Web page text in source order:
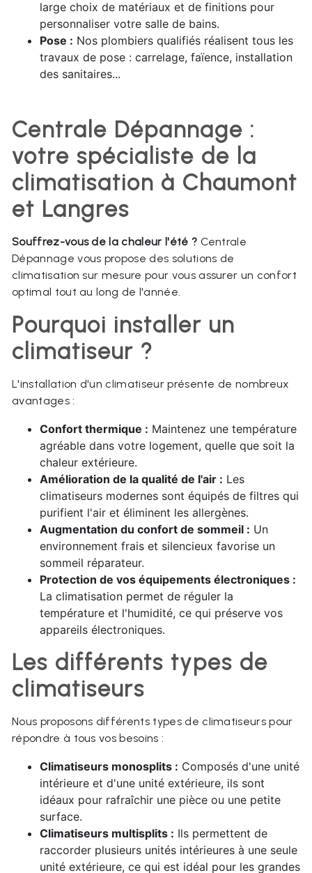
large choix de matériaux et de finitions pour
personnaliser votre salle de bains.
Pose : Nos plombiers qualifiés réalisent tous les
travaux de pose : carrelage, faïence, installation
des sanitaires...
Centrale Dépannage :
votre spécialiste de la
climatisation à Chaumont
et Langres
Souffrez-vous de la chaleur l'été ? Centrale
Dépannage vous propose des solutions de
climatisation sur mesure pour vous assurer un confort
optimal tout au long de l'année.
Pourquoi installer un
climatiseur ?
L'installation d'un climatiseur présente de nombreux
avantages :
Confort thermique : Maintenez une température
agréable dans votre logement, quelle que soit la
chaleur extérieure.
Amélioration de la qualité de l'air : Les
climatiseurs modernes sont équipés de filtres qui
purifient l'air et éliminent les allergènes.
Augmentation du confort de sommeil : Un
environnement frais et silencieux favorise un
sommeil réparateur.
Protection de vos équipements électroniques :
La climatisation permet de réguler la
température et l'humidité, ce qui préserve vos
appareils électroniques.
Les différents types de
climatiseurs
Nous proposons différents types de climatiseurs pour
répondre à tous vos besoins :
Climatiseurs monosplits : Composés d'une unité
intérieure et d'une unité extérieure, ils sont
idéaux pour rafraîchir une pièce ou une petite
surface.
Climatiseurs multisplits : Ils permettent de
raccorder plusieurs unités intérieures à une seule
unité extérieure, ce qui est idéal pour les grandes